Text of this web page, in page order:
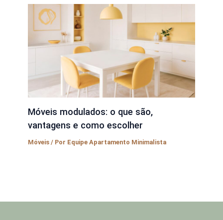
Móveis modulados: o que são,
vantagens e como escolher
Móveis / Por Equipe Apartamento Minimalista